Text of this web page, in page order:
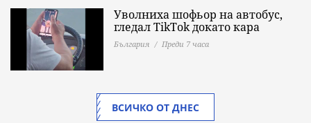
Уволниха шофьор на автобус,
гледал TikTok докато кара
България Преди 7 часа
ВСИЧКО ОТ ДНЕС